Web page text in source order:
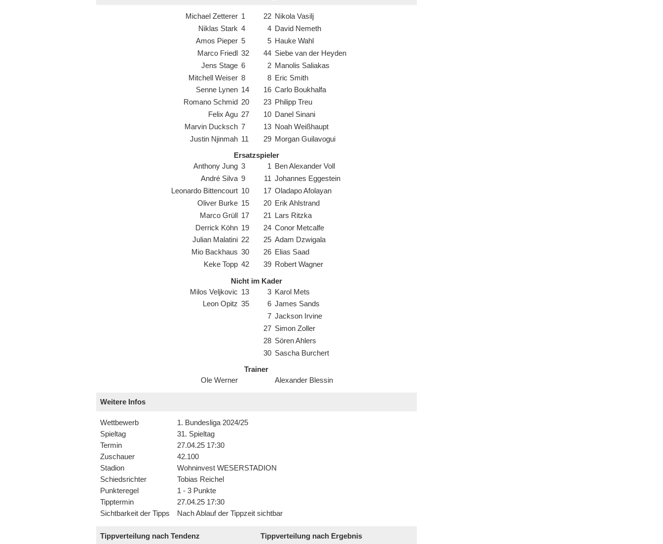
Michael Zetterer 1 22 Nikola Vasilj
Niklas Stark 4 4 David Nemeth
Amos Pieper 5 5 Hauke Wahl
Marco Friedl
32 44 Siebe van der Heyden
Jens Stage 6 2 Manolis Saliakas
Mitchell Weiser 8 8 Eric Smith
Senne Lynen 14 16 Carlo Boukhalfa
Romano Schmid 20 23 Philipp Treu
Felix Agu 27 10 Danel Sinani
Marvin Ducksch 7 13 Noah Weißhaupt
Justin Njinmah 11 29 Morgan Guilavogui
Ersatzspieler
Anthony Jung 3 1 Ben Alexander Voll
André Silva 9 11 Johannes Eggestein
Leonardo Bittencourt 10 17 Oladapo Afolayan
Oliver Burke 15 20 Erik Ahlstrand
Marco Grüll
17 21
Lars Ritzka
Derrick Köhn 19 24 Conor Metcalfe
Julian Malatini 22 25 Adam Dzwigala
Mio Backhaus 30 26 Elias Saad
Keke Topp 42 39 Robert Wagner
Nicht im Kader
Milos Veljkovic 13 3 Karol Mets
Leon Opitz 35 6 James Sands
7 Jackson Irvine
27 Simon Zoller
28 Sören Ahlers
30 Sascha Burchert
Trainer
Ole Werner
Alexander Blessin
Weitere Infos
Wettbewerb
1. Bundesliga 2024/25
Spieltag
31. Spieltag
Termin
27.04.25 17:30
Zuschauer
42.100
Stadion
Wohninvest WESERSTADION
Schiedsrichter
Tobias Reichel
Punkteregel
1 - 3 Punkte
Tipptermin
27.04.25 17:30
Sichtbarkeit der Tipps
Nach Ablauf der Tippzeit sichtbar
Tippverteilung nach Tendenz Tippverteilung nach Ergebnis